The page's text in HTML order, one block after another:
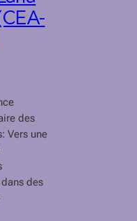
des
Vers une
des